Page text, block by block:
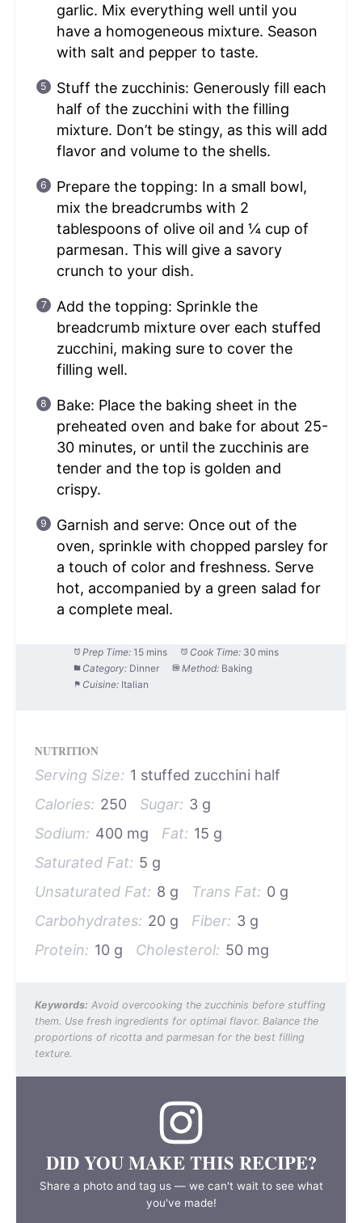
garlic. Mix everything well until you
have a homogeneous mixture. Season
with salt and pepper to taste.
Stuff the zucchinis: Generously fill each
half of the zucchini with the filling
mixture. Don’t be stingy, as this will add
flavor and volume to the shells.
Prepare the topping: In a small bowl,
mix the breadcrumbs with 2
tablespoons of olive oil and ¼ cup of
parmesan. This will give a savory
crunch to your dish.
Add the topping: Sprinkle the
breadcrumb mixture over each stuffed
zucchini, making sure to cover the
filling well.
Bake: Place the baking sheet in the
preheated oven and bake for about 25-
30 minutes, or until the zucchinis are
tender and the top is golden and
crispy.
Garnish and serve: Once out of the
oven, sprinkle with chopped parsley for
a touch of color and freshness. Serve
hot, accompanied by a green salad for
a complete meal.
Prep Time: 15 mins Cook Time: 30 mins
Category: Dinner Method: Baking
Cuisine: Italian
NUTRITION
Serving Size: 1 stuffed zucchini half
Calories: 250 Sugar: 3 g
Sodium: 400 mg Fat: 15 g
Saturated Fat: 5 g
Unsaturated Fat: 8 g Trans Fat: 0 g
Carbohydrates: 20 g Fiber: 3 g
Protein: 10 g Cholesterol: 50 mg
Keywords: Avoid overcooking the zucchinis before stuffing
them. Use fresh ingredients for optimal flavor. Balance the
proportions of ricotta and parmesan for the best filling
texture.
DID YOU MAKE THIS RECIPE?
Share a photo and tag us — we can't wait to see what
you've made!